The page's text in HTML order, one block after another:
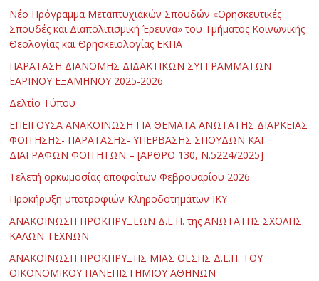
Νέο Πρόγραμμα Μεταπτυχιακών Σπουδών «Θρησκευτικές
Σπουδές και Διαπολιτισμική Έρευνα» του Τμήματος Κοινωνικής
Θεολογίας και Θρησκειολογίας ΕΚΠΑ
ΠΑΡΑΤΑΣΗ ΔΙΑΝΟΜΗΣ ΔΙΔΑΚΤΙΚΩΝ ΣΥΓΓΡΑΜΜΑΤΩΝ
ΕΑΡΙΝΟΥ ΕΞΑΜΗΝΟΥ 2025-2026
Δελτίο Τύπου
ΕΠΕΙΓΟΥΣΑ ΑΝΑΚΟΙΝΩΣΗ ΓΙΑ ΘΕΜΑΤΑ ΑΝΩΤΑΤΗΣ ΔΙΑΡΚΕΙΑΣ
ΦΟΙΤΗΣΗΣ- ΠΑΡΑΤΑΣΗΣ- ΥΠΕΡΒΑΣΗΣ ΣΠΟΥΔΩΝ ΚΑΙ
ΔΙΑΓΡΑΦΩΝ ΦΟΙΤΗΤΩΝ – [ΑΡΘΡΟ 130, Ν.5224/2025]
Τελετή ορκωμοσίας αποφοίτων Φεβρουαρίου 2026
Προκήρυξη υποτροφιών Κληροδοτημάτων ΙΚΥ
ΑΝΑΚΟΙΝΩΣΗ ΠΡΟΚΗΡΥΞΕΩΝ Δ.Ε.Π. της ΑΝΩΤΑΤΗΣ ΣΧΟΛΗΣ
ΚΑΛΩΝ ΤΕΧΝΩΝ
ΑΝΑΚΟΙΝΩΣΗ ΠΡΟΚΗΡΥΞΗΣ ΜΙΑΣ ΘΕΣΗΣ Δ.Ε.Π. ΤΟΥ
ΟΙΚΟΝΟΜΙΚΟΥ ΠΑΝΕΠΙΣΤΗΜΙΟΥ ΑΘΗΝΩΝ